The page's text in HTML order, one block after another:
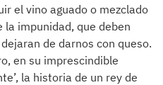
el vino aguado o mezclado
la impunidad, que deben
de darnos con queso.
en su imprescindible
la historia de un rey de